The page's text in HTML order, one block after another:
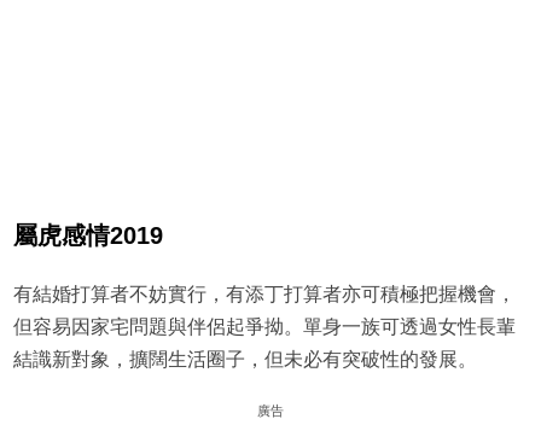
屬虎感情2019
有結婚打算者不妨實行，有添丁打算者亦可積極把握機會，
但容易因家宅問題與伴侶起爭拗。單身一族可透過女性長輩
結識新對象，擴闊生活圈子，但未必有突破性的發展。
廣告